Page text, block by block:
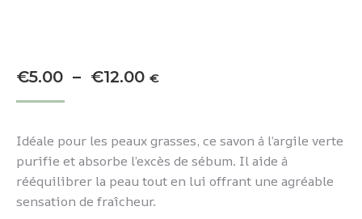
€5.00 – €12.00Plage
€5.00
à
€12.00
€
Idéale pour les peaux grasses, ce savon à l’argile verte
purifie et absorbe l’excès de sébum. Il aide à
rééquilibrer la peau tout en lui offrant une agréable
sensation de fraîcheur.